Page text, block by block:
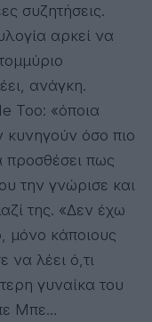
συζητήσεις.
αρκεί να
ανάγκη.
Too: «όποια
κυνηγούν όσο πιο
προσθέσει πως
την γνώρισε και
της. «Δεν έχω
μόνο κάποιους
να λέει ό,τι
γυναίκα του
Μπε…